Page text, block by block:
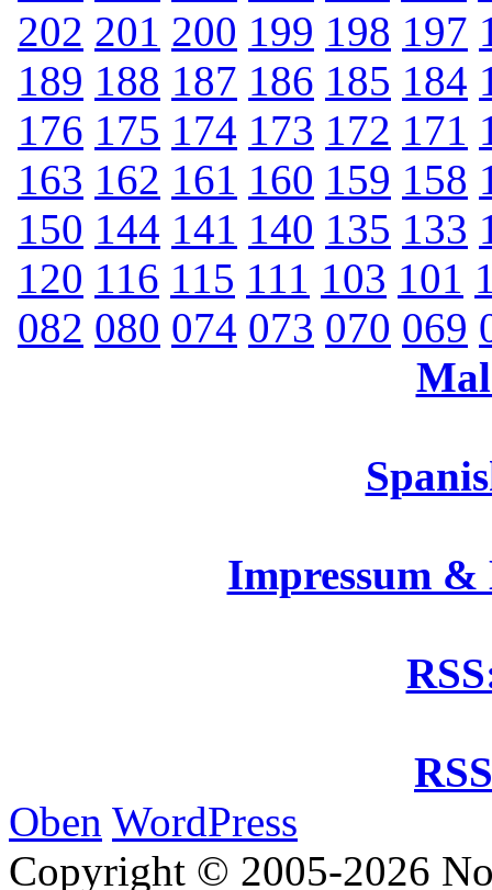
202 201 200 199 198 197
189 188 187 186 185 184
176 175 174 173 172 171
163 162 161 160 159 158
150 144 141 140 135 133
120 116 115 111 103 101
082 080 074 073 070 069
Impressum
Oben WordPress
Copyright © 2005-2026